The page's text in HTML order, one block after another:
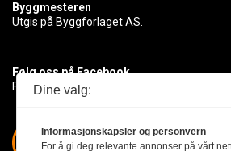
Byggmesteren
Utgis på Byggforlaget AS.
Følg oss på Facebook
Få med deg det siste innen byggebransjen
Dine valg:
Informasjonskapsler og personvern
For å gi deg relevante annonser på vårt